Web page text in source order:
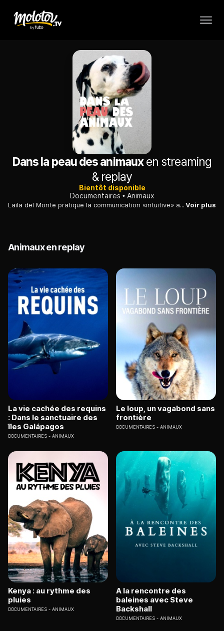
Dans la peau des animauxen streaming
& replay
Bientôt disponible
Documentaires
Animaux
Laila del Monte pratique la communication «intuitive» avec les animaux et fait part de ses expériences au cours de rencontres avec des spécialistes.Voir plus
Animaux en replay
La vie cachée des requins
: Dans le sanctuaire des
îles Galápagos
DOCUMENTAIRES ANIMAUX
Le loup, un vagabond sans
frontière
DOCUMENTAIRES ANIMAUX
Kenya : au rythme des
pluies
DOCUMENTAIRES ANIMAUX
A la rencontre des
baleines avec Steve
Backshall
DOCUMENTAIRES ANIMAUX